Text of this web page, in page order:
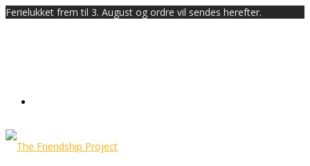
Ferielukket frem til 3. August og ordre vil sendes herefter.